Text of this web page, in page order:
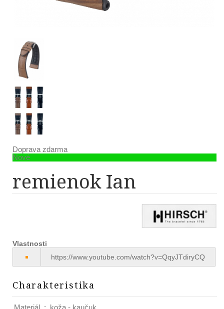
Doprava zdarma
Nové
remienok Ian
Vlastnosti
https://www.youtube.com/watch?v=QqyJTdiryCQ
Charakteristika